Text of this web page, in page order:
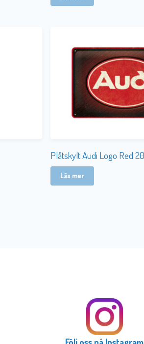
Plåtskylt Audi Logo Red
Läs mer